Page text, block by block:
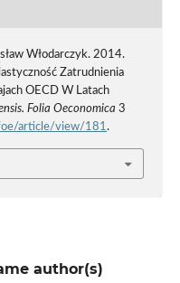
Włodarczyk. 2014.
Zatrudnienia
OECD W Latach
Folia Oeconomica 3
foe/article/view/181.
author(s)